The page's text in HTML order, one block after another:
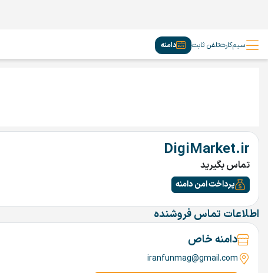
سیم‌کارتتلفن ثابت دامنه
DigiMarket.ir
تماس بگیرید
پرداخت امن دامنه
اطلاعات تماس فروشنده
دامنه خاص
iranfunmag@gmail.com